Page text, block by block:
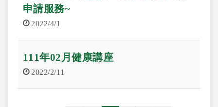
申請服務~
2022/4/1
111年02月健康講座
2022/2/11